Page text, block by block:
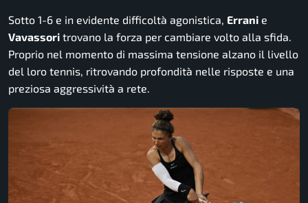
Sotto 1-6 e in evidente difficoltà agonistica, Errani e
Vavassori trovano la forza per cambiare volto alla sfida.
Proprio nel momento di massima tensione alzano il livello
del loro tennis, ritrovando profondità nelle risposte e una
preziosa aggressività a rete.